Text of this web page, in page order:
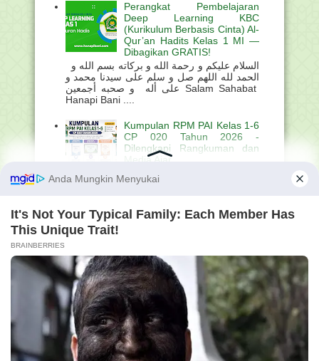
Perangkat Pembelajaran
Deep Learning KBC
(Kurikulum Berbasis Cinta) Al-
Qur’an Hadits Kelas 1 MI —
Dibagikan GRATIS!
الحمد لله اللهم صل و سلم على سيدنا محمد و
على أله و صحبه أجمعين Salam Sahabat
Hanapi Bani ....
Kumpulan RPM PAI Kelas 1-6
CP 020 Tahun 2026 -
Dilengkapi Rangkuman dan
Media Ajar
السلام عليكم و رحمة الله و
بركاته بسم الله و الحمد لله اللهم صل و سلم
Salam Sahabat Hanapi Bani . ...
Mengenal Keberagaman -
Pelatihan Pendidikan Inklusif
Berjenjang Tingkat Dasar -
Pintar Kemenag
السلام عليكم و رحمة الله و بركاته بسم الله و
الحمد لله اللهم صل و سلم على سيدنا محمد و
على أله و صحبه أجمعين Salam Sahabat
Hanapi Bani ....